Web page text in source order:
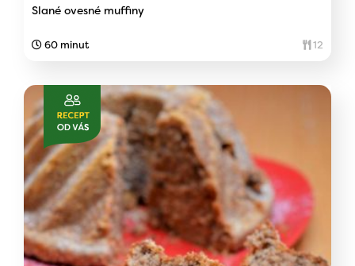
Slané ovesné muffiny
60 minut 12